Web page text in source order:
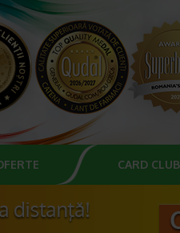
CARD CLUB